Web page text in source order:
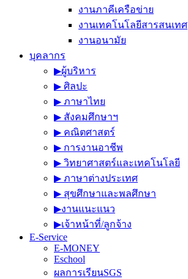
งานภาคีเครือข่าย
งานเทคโนโลยีสารสนเทศ
งานอนามัย
บุคลากร
▶︎ผู้บริหาร
▶︎ ศิลปะ
▶︎ ภาษาไทย
▶︎ สังคมศึกษาฯ
▶︎ คณิตศาสตร์
▶︎ การงานอาชีพ
▶︎ วิทยาศาสตร์และเทคโนโลยี
▶︎ ภาษาต่างประเทศ
▶︎ สุขศึกษาและพลศึกษา
▶︎งานแนะแนว
▶︎เจ้าหน้าที่/ลูกจ้าง
E-Service
E-MONEY
Eschool
ผลการเรียนSGS